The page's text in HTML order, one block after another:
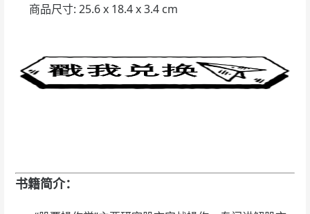
商品尺寸: 25.6 x 18.4 x 3.4 cm
书籍简介：